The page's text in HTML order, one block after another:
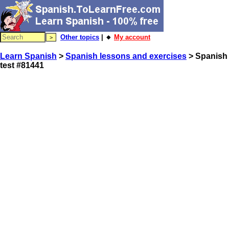
Other topics | 🔸 My account
Learn Spanish > Spanish lessons and exercises > Spanish
test #81441